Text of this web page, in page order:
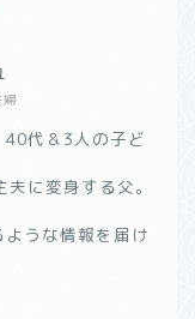
婦
40代＆3人の子ど
に変身する父。
うな情報を届け